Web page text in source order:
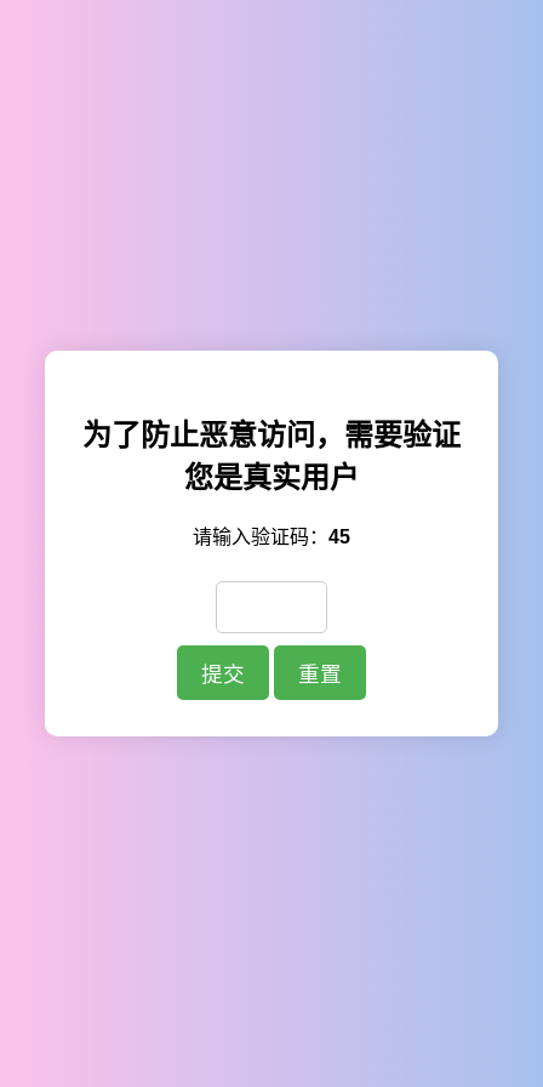
为了防止恶意访问，需要验证
您是真实用户
请输入验证码： 45
提交 重置